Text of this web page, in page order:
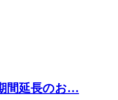
間延長のお…